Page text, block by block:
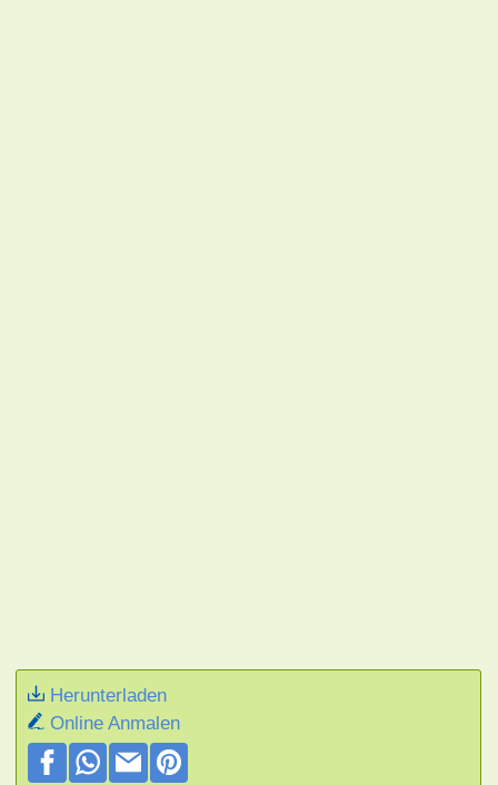
Herunterladen
Online Anmalen